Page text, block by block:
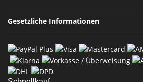
Gesetzliche Informationen